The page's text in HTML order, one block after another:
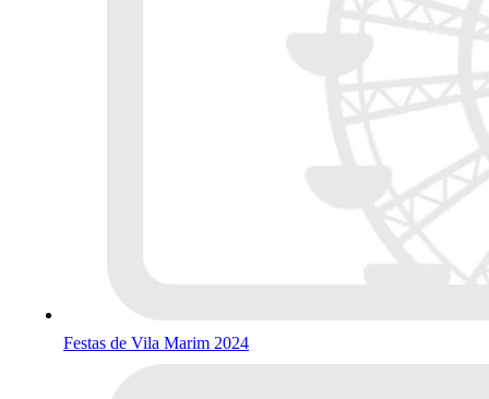
Festas de Vila Marim 2024